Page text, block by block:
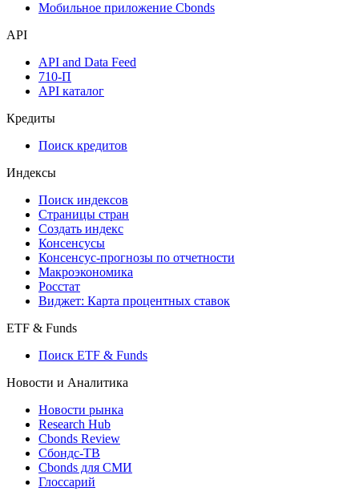
Мобильное приложение Cbonds
API
API and Data Feed
API каталог
Кредиты
Поиск кредитов
Индексы
Поиск индексов
Страницы стран
Создать индекс
Консенсусы
Макроэкономика
Виджет: Карта процентных ставок
ETF & Funds
Поиск ETF & Funds
Новости и Аналитика
Новости рынка
Research Hub